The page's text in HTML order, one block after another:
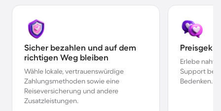
Sicher bezahlen und auf dem
richtigen Weg bleiben
Wähle lokale, vertrauenswürdige
Zahlungsmethoden sowie eine
Reiseversicherung und andere
Zusatzleistungen.
Erlebe
Support bei
Bedenken.